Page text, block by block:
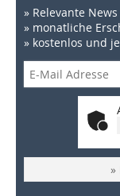
» Relevante
» monatliche
» kostenlos und
»